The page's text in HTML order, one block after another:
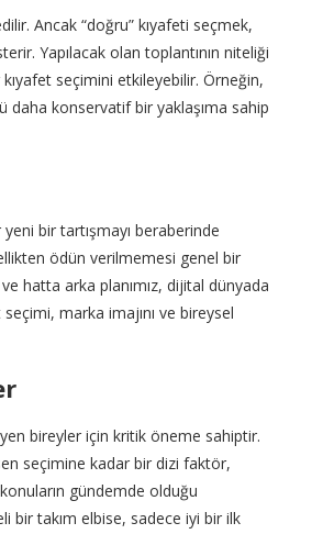
Ancak “doğru” kıyafeti seçmek,
Yapılacak olan toplantının niteliği
seçimini etkileyebilir. Örneğin,
daha konservatif bir yaklaşıma sahip
bir tartışmayı beraberinde
ödün verilmemesi genel bir
hatta arka planımız, dijital dünyada
marka imajını ve bireysel
bireyler için kritik öneme sahiptir.
seçimine kadar bir dizi faktör,
gündemde olduğu
bir takım elbise, sadece iyi bir ilk